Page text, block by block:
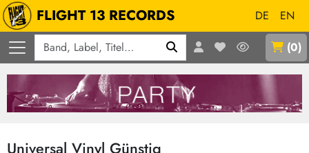
FLIGHT 13 RECORDS DE
EN
(0)
Universal Vinyl Günstig